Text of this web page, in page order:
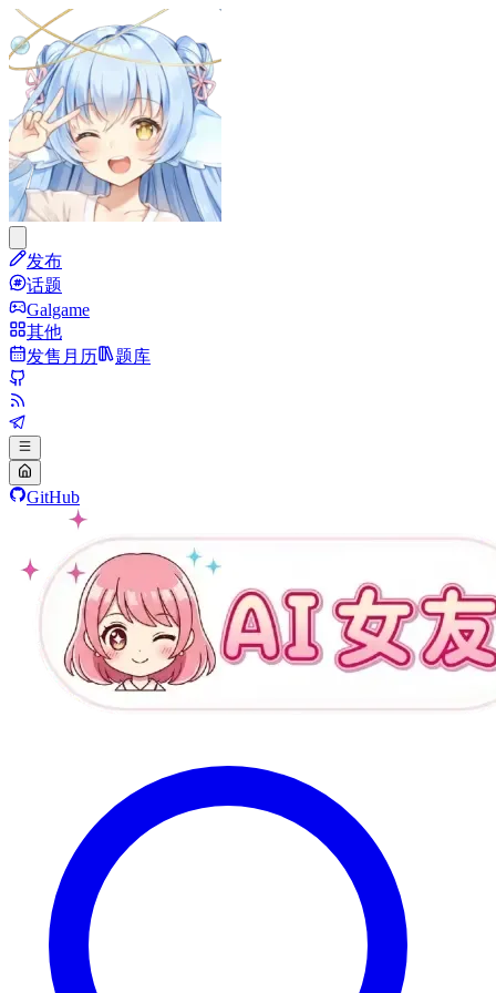
发布
话题
Galgame
其他
发售月历
题库
GitHub